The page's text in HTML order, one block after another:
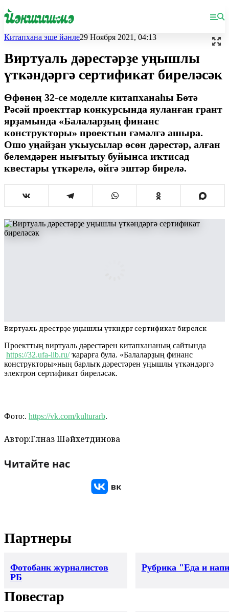
Китапхана эше йәнле29 Ноября 2021, 04:13
Виртуаль дәрестәрҙе уңышлы
үткәндәргә сертификат биреләсәк
Өфөнөң 32-се моделле китапханаһы Бөтә
Рәсәй проекттар конкурсында яуланған грант
ярҙамында «Балаларҙың финанс
конструкторы» проектын ғәмәлгә ашыра.
Ошо уңайҙан уҡыусылар өсөн дәрестәр, алған
белемдәрен нығытыу буйынса иҡтисад
квестары үткәрелә, өйгә эштәр бирелә.
Виртуаль дәрестәрҙе уңышлы үткәндәргә сертификат биреләсәк
Проекттың виртуаль дәрестәрен китапхананың сайтында
https://32.ufa-lib.ru/ҡарарға була. «Балаларҙың финанс
конструкторы»ның барлыҡ дәрестәрен уңышлы үткәндәргә
электрон сертификат биреләсәк.
Фото:. https://vk.com/kulturarb.
Автор:Гөлназ Шәйхетдинова
Читайте нас
Партнеры
Фотобанк журналистов
РБ
Рубрика "Еда и
Повестар